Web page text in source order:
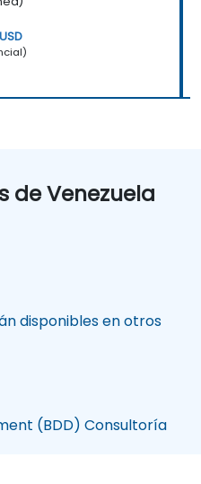
de Venezuela
disponibles en otros
(BDD) Consultoría